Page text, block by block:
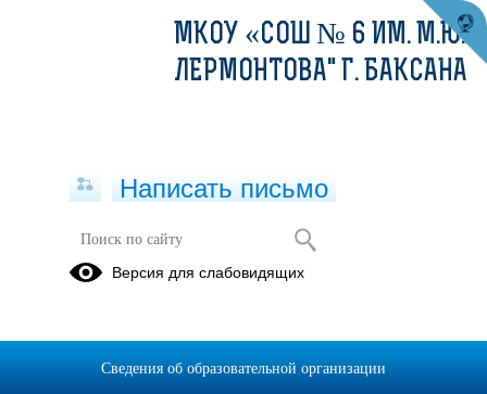
Карта сайта
Обращения граждан
МКОУ «СОШ № 6 ИМ. М.Ю.
ЛЕРМОНТОВА" Г. БАКСАНА
Написать письмо
Версия для слабовидящих
Сведения об образовательной организации